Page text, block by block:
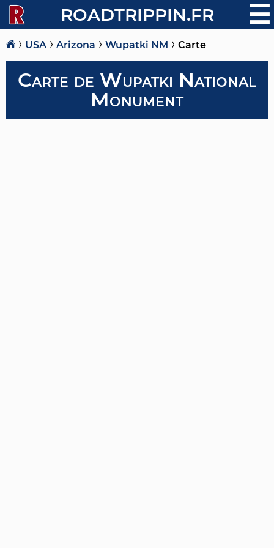
ROADTRIPPIN.FR ☰
USA Arizona Wupatki NM Carte
Carte de Wupatki National
Monument